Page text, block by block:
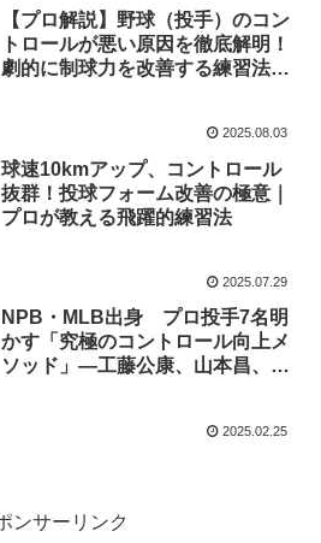
【プロ解説】野球（投手）のコン
トロールが悪い原因を徹底解明！
劇的に制球力を改善する練習法と
2025.08.03
球速10kmアップ、コントロール
抜群！投球フォーム改善の極意｜
プロが教える飛躍的練習法
2025.07.29
NPB・MLB出身 プロ投手7名明
かす「究極のコントロール向上メ
ソッド」―工藤公康、山本昌、今
2025.02.25
ンサーリンク